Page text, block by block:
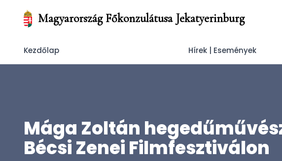
Magyarország Főkonzulátusa Jekatyerinburg
Kezdőlap Hírek | Események
Mága Zoltán
Bécsi Zenei Filmfesztiválon